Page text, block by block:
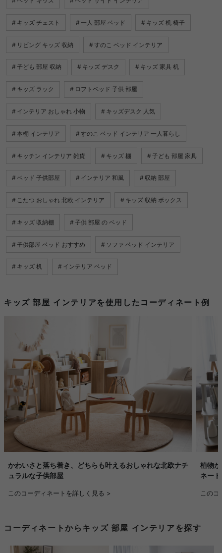
キッズ チェスト 一人 部屋 ベッド キッズ 机 椅子
リビング キッズ 収納 すのこ ベッド インテリア
子ども 部屋 収納 キッズ デスク キッズ 家具 机
キッズ ラック ロフトベッド 子供 部屋
インテリア おしゃれ 小物 キッズデスク 人気
本棚 インテリア すのこ ベッド インテリア 一人暮らし
キッチン インテリア 雑貨 キッズ 棚 子ども 部屋 家具
ベッド 子供部屋 インテリア 和風 収納 部屋
こたつ おしゃれ 北欧 インテリア キッズ 収納 ボックス
キッズ 収納棚 子供 部屋 の ベッド
子供部屋 ベッド おすすめ ソファ ベッド インテリア
キッズ 机 インテリア ベッド
キッズ 部屋 インテリアを使用したコーディネート例
かわいさと落ち着き、どちらも叶えるおしゃれな北欧ナチ
ュラルな子供部屋
このコーディネートを詳しく見る >
植物
ネート
この
コーディネートからキッズ 部屋 インテリアを探す